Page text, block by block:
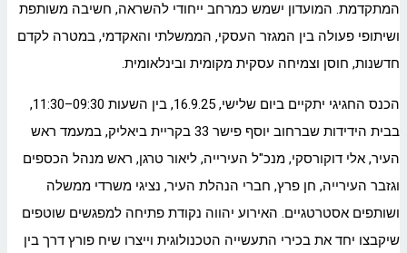
המתקדמת. המועדון ישמש כמרחב ייחודי להשראה, חשיבה משותפת
ושיתופי פעולה בין המגזר העסקי, הממשלתי והאקדמי, במטרה לקדם
חדשנות, חוסן וצמיחה עסקית מקומית ובינלאומית.
הכנס החגיגי יתקיים ביום שלישי, 16.9.25, בין השעות 09:30–11:30,
בבית הידידות שברחוב יוסף פישר 33 בקריית ביאליק, במעמד ראש
העיר, אלי דוקורסקי, מנכ"ל העירייה, ליאור טרגן, ראש מנהל הכספים
וגזבר העירייה, חן פרץ, חברי הנהלת העיר, נציגי משרדי ממשלה
ושותפים אסטרטגיים. האירוע יהווה נקודת פתיחה למפגשים שוטפים
שיקבצו יחד את בכירי התעשייה הטכנולוגית וייצרו שיח פורץ דרך בין